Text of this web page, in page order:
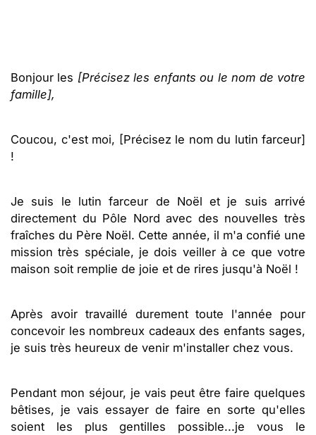
Bonjour les [Précisez les enfants ou le nom de votre
famille],
Coucou, c'est moi, [Précisez le nom du lutin farceur]
!
Je suis le lutin farceur de Noël et je suis arrivé
directement du Pôle Nord avec des nouvelles très
fraîches du Père Noël. Cette année, il m'a confié une
mission très spéciale, je dois veiller à ce que votre
maison soit remplie de joie et de rires jusqu'à Noël !
Après avoir travaillé durement toute l'année pour
concevoir les nombreux cadeaux des enfants sages,
je suis très heureux de venir m'installer chez vous.
Pendant mon séjour, je vais peut être faire quelques
bêtises, je vais essayer de faire en sorte qu'elles
soient les plus gentilles possible...je vous le